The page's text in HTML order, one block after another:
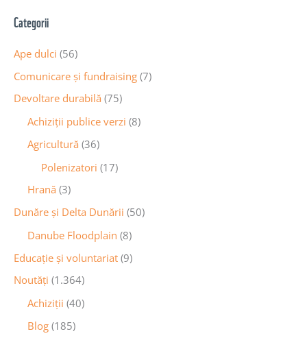
Categorii
Ape dulci (56)
Comunicare și fundraising (7)
Devoltare durabilă (75)
Achiziții publice verzi (8)
Agricultură (36)
Polenizatori (17)
Hrană (3)
Dunăre și Delta Dunării (50)
Danube Floodplain (8)
Educaţie și voluntariat (9)
Noutăţi (1.364)
Achiziţii (40)
Blog (185)